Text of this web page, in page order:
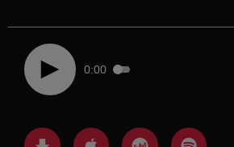
0:00